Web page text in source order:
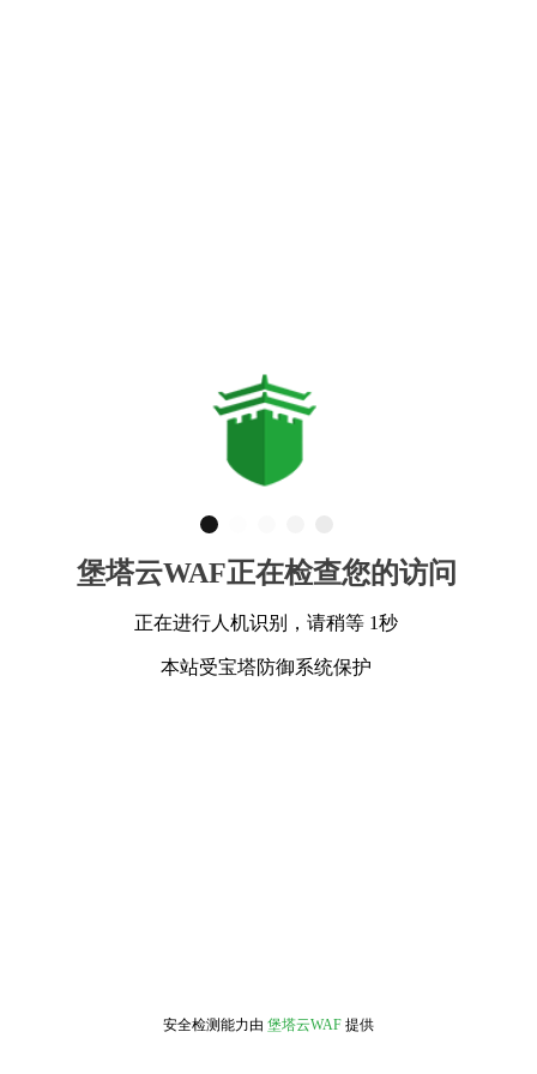
堡塔云WAF正在检查您的访问
正在进行人机识别，请稍等 1秒
本站受宝塔防御系统保护
安全检测能力由 堡塔云WAF 提供